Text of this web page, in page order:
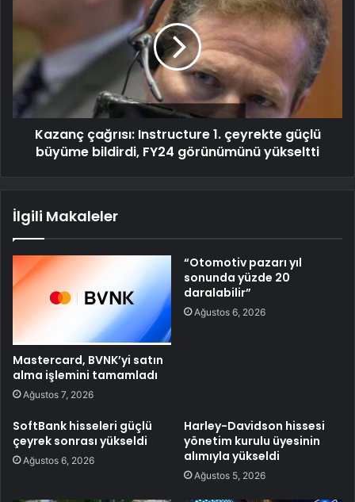
Kazanç çağrısı: Instructure 1. çeyrekte güçlü
büyüme bildirdi, FY24 görünümünü yükseltti
İlgili Makaleler
Mastercard, BVNK’yi satın
alma işlemini tamamladı
Ağustos 7, 2026
“Otomotiv pazarı yıl
sonunda yüzde 20
daralabilir”
Ağustos 6, 2026
SoftBank hisseleri güçlü
çeyrek sonrası yükseldi
Ağustos 6, 2026
Harley-Davidson hissesi
yönetim kurulu üyesinin
alımıyla yükseldi
Ağustos 5, 2026